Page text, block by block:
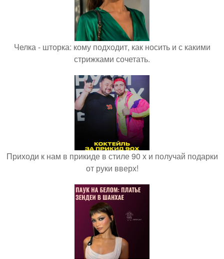
Челка - шторка: кому подходит, как носить и с какими
стрижками сочетать.
Приходи к нам в прикиде в стиле 90 х и получай подарки
от руки вверх!